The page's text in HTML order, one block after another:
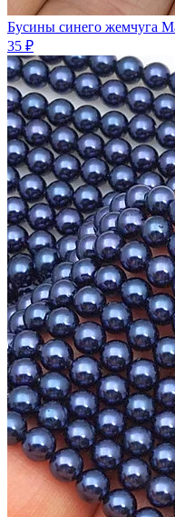
Бусины синего жемчуга
35 ₽